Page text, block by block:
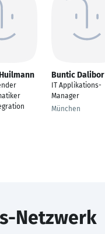
Buntic Dalibor
IT Applikations-
Manager
München
Netzwerk